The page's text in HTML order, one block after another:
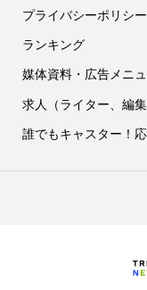
プライバシーポリシー
ランキング
媒体資料・広告メニ
求人（ライター、編
誰でもキャスター！